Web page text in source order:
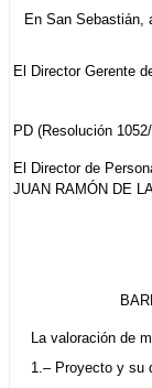
En San Sebastián,
El Director Gerente
PD (Resolución
El Director de
JUAN RAMÓN DE
La valoración de
1.– Proyecto y su